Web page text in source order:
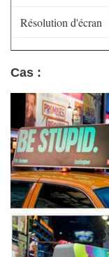
Résolution d'écran
(millimètre)
Matériel
Niveau gris
Poids d'écran
Rapport de
contraste
Cas :